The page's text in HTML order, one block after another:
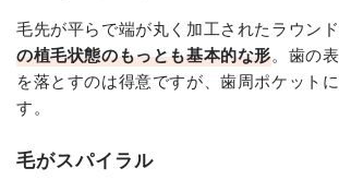
毛先が平らで端が丸く加工されたラウン
の植毛状態のもっとも基本的な形。歯の
を落とすのは得意ですが、歯周ポケット
す。
毛がスパイラル